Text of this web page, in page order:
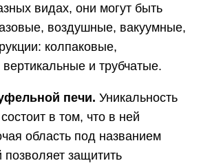
видах, они могут быть
воздушные, вакуумные,
колпаковые,
и трубчатые.
печи. Уникальность
в том, что в ней
область под названием
позволяет защитить